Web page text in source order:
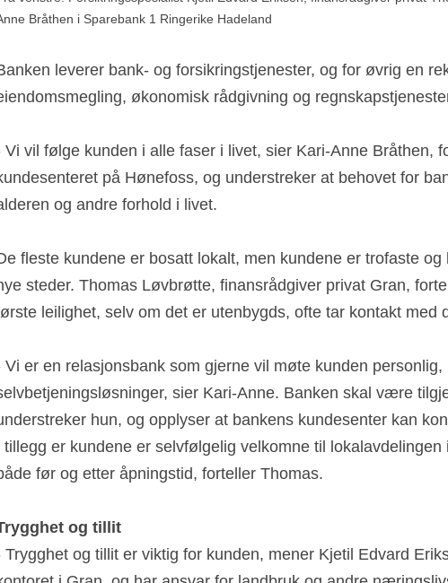
Banken leverer bank- og forsikringstjenester, og for øvrig en
eiendomsmegling, økonomisk rådgivning og regnskapstjenester.
- Vi vil følge kunden i alle faser i livet, sier Kari-Anne Bråthen,
kundesenteret på Hønefoss, og understreker at behovet for
alderen og andre forhold i livet.
De fleste kundene er bosatt lokalt, men kundene er trofaste
nye steder. Thomas Løvbrøtte, finansrådgiver privat Gran,
første leilighet, selv om det er utenbygds, ofte tar kontakt med
- Vi er en relasjonsbank som gjerne vil møte kunden personlig,
selvbetjeningsløsninger, sier Kari-Anne. Banken skal være
understreker hun, og opplyser at bankens kundesenter kan
I tillegg er kundene er selvfølgelig velkomne til lokalavdelingen
både før og etter åpningstid, forteller Thomas.
Trygghet og tillit
- Trygghet og tillit er viktig for kunden, mener Kjetil Edvard